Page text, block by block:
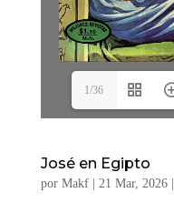
1/36
José en Egipto
por Makf| 21 Mar, 2026|